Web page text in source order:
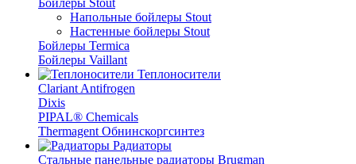
Бойлеры Stout
Напольные бойлеры Stout
Настенные бойлеры Stout
Бойлеры Termica
Бойлеры Vaillant
Теплоносители
Clariant Antifrogen
Dixis
PIPAL® Chemicals
Thermagent Обнинскоргсинтез
Радиаторы
Стальные панельные радиаторы Brugman